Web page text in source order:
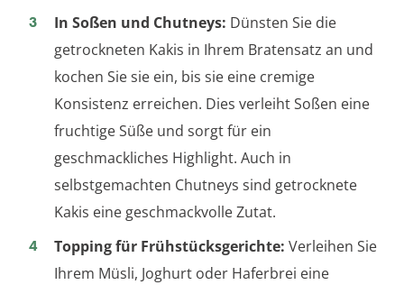
In Soßen und Chutneys: Dünsten Sie die
getrockneten Kakis in Ihrem Bratensatz an und
kochen Sie sie ein, bis sie eine cremige
Konsistenz erreichen. Dies verleiht Soßen eine
fruchtige Süße und sorgt für ein
geschmackliches Highlight. Auch in
selbstgemachten Chutneys sind getrocknete
Kakis eine geschmackvolle Zutat.
Topping für Frühstücksgerichte: Verleihen Sie
Ihrem Müsli, Joghurt oder Haferbrei eine